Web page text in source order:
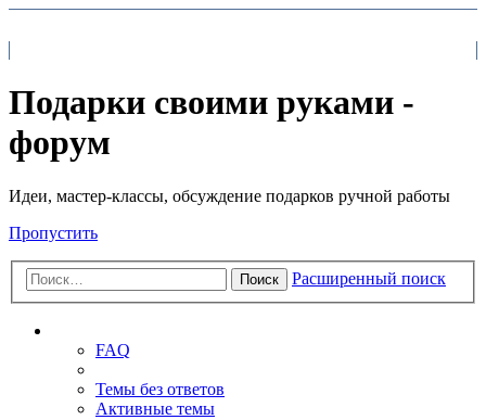
Подарки своими руками -
форум
Идеи, мастер-классы, обсуждение подарков ручной работы
Пропустить
Поиск Расширенный поиск
FAQ
Темы без ответов
Активные темы